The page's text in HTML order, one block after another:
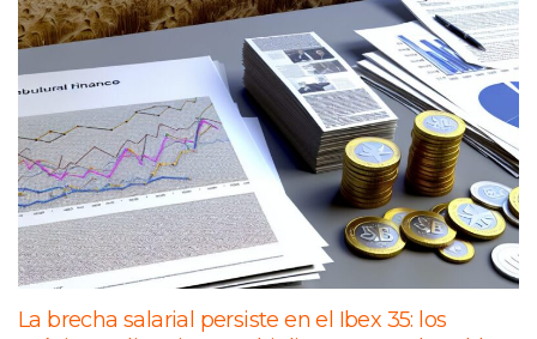
La brecha salarial persiste en el Ibex 35: los